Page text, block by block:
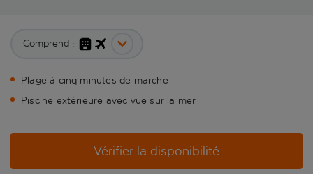
Comprend :
Plage à cinq minutes de marche
Piscine extérieure avec vue sur la mer
Vérifier la disponibilité